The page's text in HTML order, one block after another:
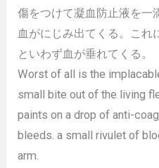
傷をつけて凝血防止液を一
血がにじみ出てくる。これ
といわず血が垂れてくる。
Worst of all is the
small bite out of the living
paints on a drop of anti-
bleeds. a small rivulet of
arm.